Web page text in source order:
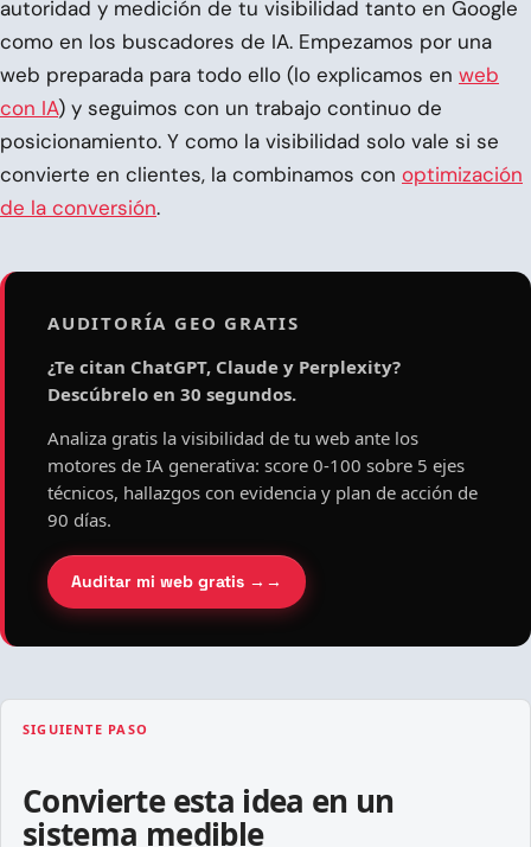
autoridad y medición de tu visibilidad tanto en Google
como en los buscadores de IA. Empezamos por una
web preparada para todo ello (lo explicamos en web
con IA) y seguimos con un trabajo continuo de
posicionamiento. Y como la visibilidad solo vale si se
convierte en clientes, la combinamos con optimización
de la conversión.
AUDITORÍA GEO GRATIS
¿Te citan ChatGPT, Claude y Perplexity?
Descúbrelo en 30 segundos.
Analiza gratis la visibilidad de tu web ante los
motores de IA generativa: score 0-100 sobre 5 ejes
técnicos, hallazgos con evidencia y plan de acción de
90 días.
Auditar mi web gratis →
SIGUIENTE PASO
Convierte esta idea en un
sistema medible